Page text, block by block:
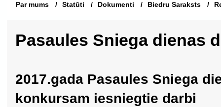
Par mums / Statūti / Dokumenti / Biedru Saraksts /
Pasaules Sniega dienas
2017.gada Pasaules Sniega
konkursam iesniegtie darbi